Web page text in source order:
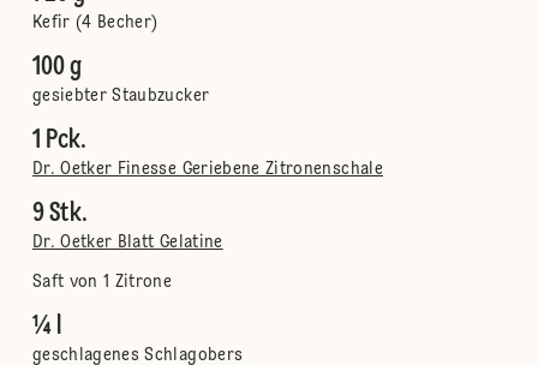
Kefir (4 Becher)
100 g
gesiebter Staubzucker
1 Pck.
Dr. Oetker Finesse Geriebene Zitronenschale
9 Stk.
Dr. Oetker Blatt Gelatine
Saft von 1 Zitrone
¼ l
geschlagenes Schlagobers